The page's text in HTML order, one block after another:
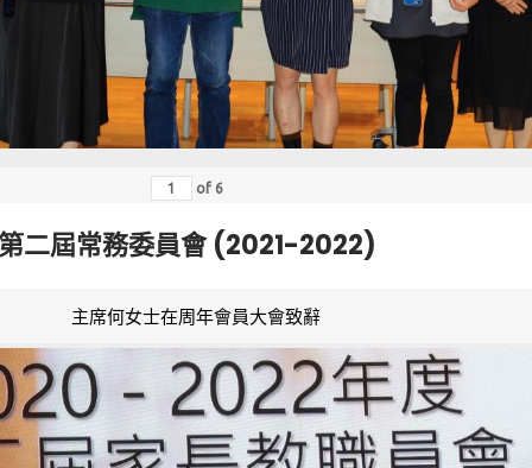
of 6
二屆常務委員會 (2021-2022)
主席何女士在周年會員大會致辭